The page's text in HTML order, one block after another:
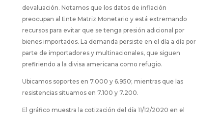
devaluación. Notamos que los datos de inflación
preocupan al Ente Matriz Monetario y está extremando
recursos para evitar que se tenga presión adicional por
bienes importados. La demanda persiste en el día a día por
parte de importadores y multinacionales, que siguen
prefiriendo a la divisa americana como refugio.
Ubicamos soportes en 7.000 y 6.950; mientras que las
resistencias situamos en 7.100 y 7.200.
El gráfico muestra la cotización del día 11/12/2020 en el